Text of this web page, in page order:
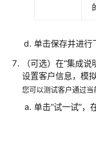
单击保存并进行
（可选）在“集成
设置客户信息，模
您可以测试客户通过当
单击“试一试”，